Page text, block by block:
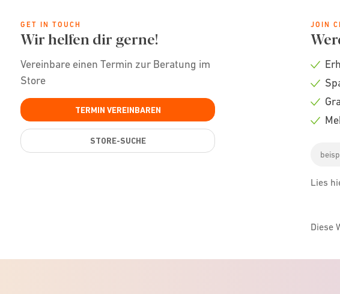
GET IN TOUCH
Wir helfen dir gerne!
Vereinbare einen Termin zur Beratung im
Store
TERMIN VEREINBAREN
STORE-SUCHE
JOIN
Check
Check
Check
Lies
Diese